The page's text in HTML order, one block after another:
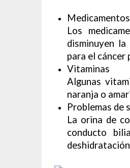
Medicamentos
Los
disminuyen
para el cáncer
Vitaminas
Algunas
naranja o
Problemas de
La orina de
conducto